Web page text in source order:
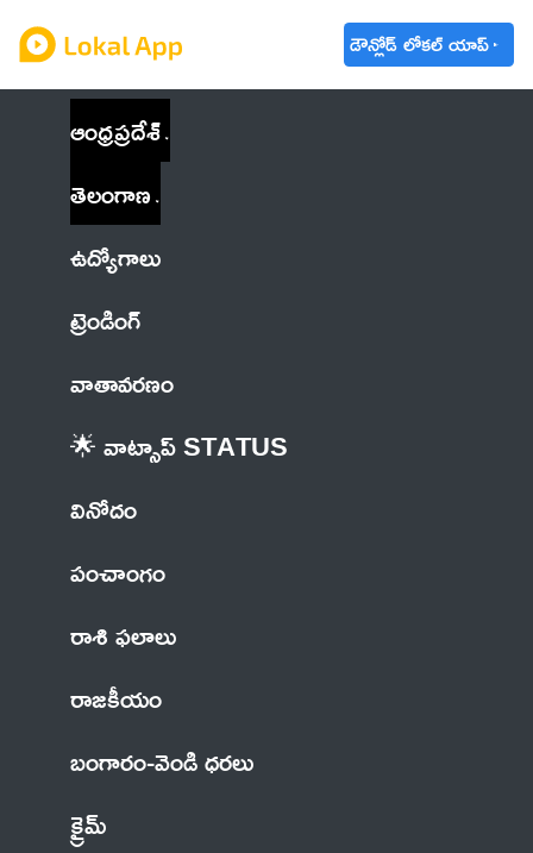
డౌన్లోడ్ లోకల్ యాప్
ఆంధ్రప్రదేశ్
తెలంగాణ
ఉద్యోగాలు
ట్రెండింగ్
వాతావరణం
🌟 వాట్సాప్ STATUS
వినోదం
పంచాంగం
రాశి ఫలాలు
రాజకీయం
బంగారం-వెండి ధరలు
క్రైమ్